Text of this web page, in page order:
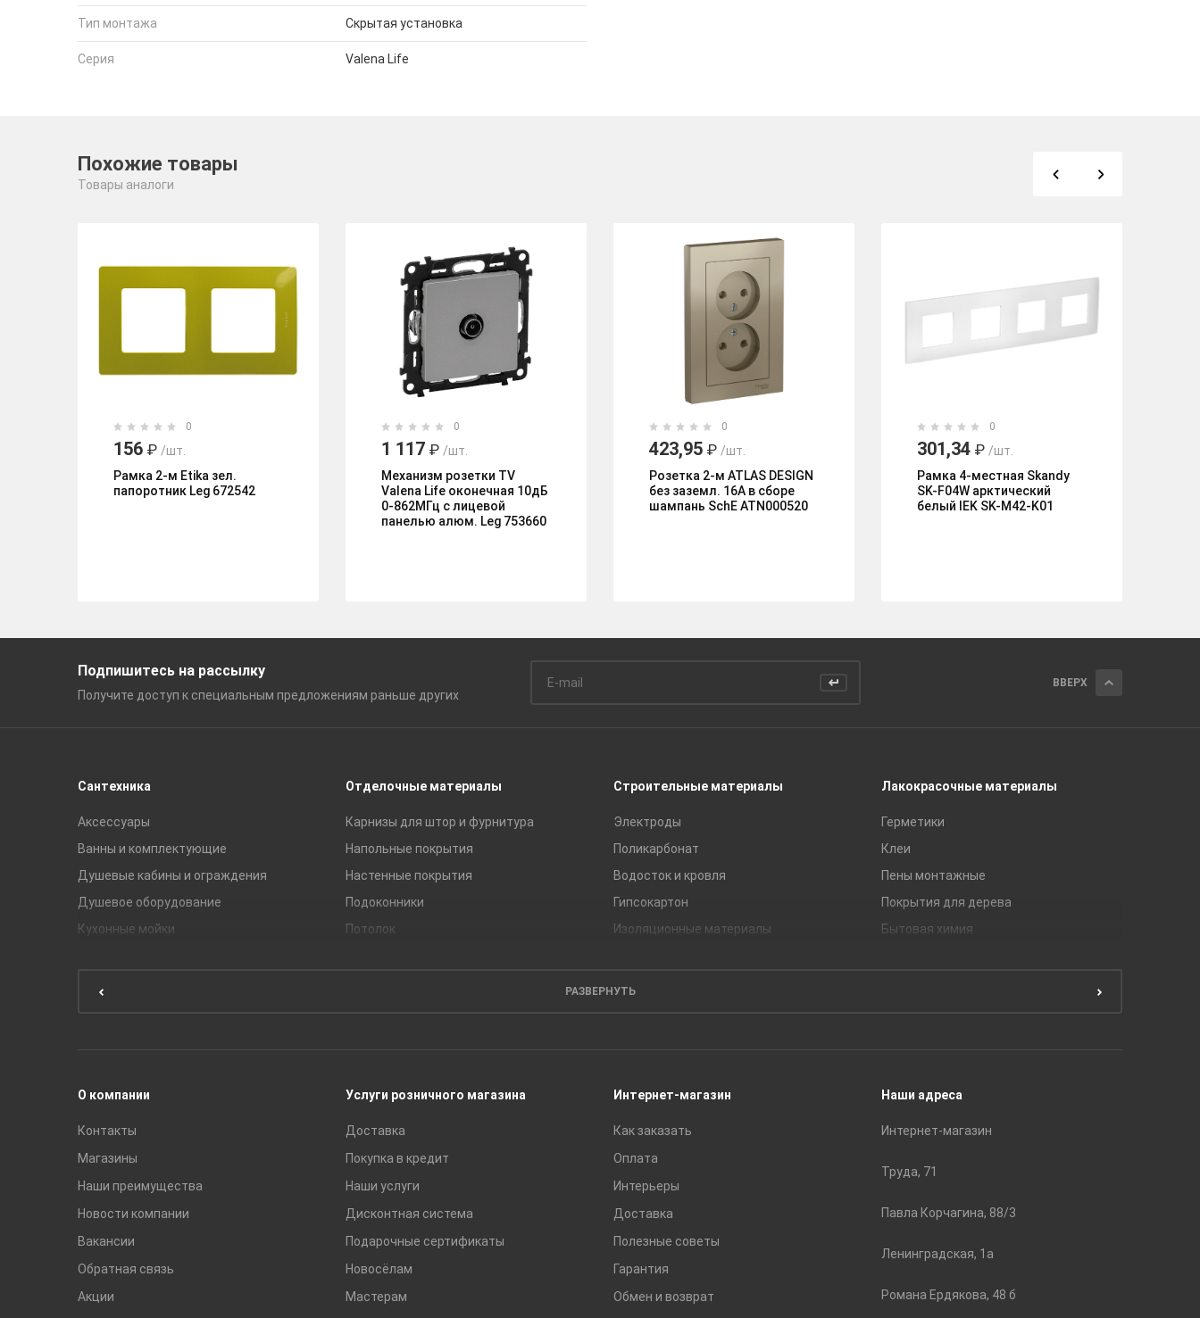
Тип монтажа Скрытая установка
Серия Valena Life
Похожие товары
Товары аналоги
0
156 ₽ /шт.
Рамка 2-м Etika зел.
папоротник Leg 672542
0
1 117 ₽ /шт.
Механизм розетки TV
Valena Life оконечная 10дБ
0-862МГц с лицевой
панелью алюм. Leg 753660
0
423,95 ₽ /шт.
Розетка 2-м ATLAS DESIGN
без заземл. 16А в сборе
шампань SchE ATN000520
0
301,34 ₽ /шт.
Рамка 4-местная Skandy
SK-F04W арктический
белый IEK SK-M42-K01
Подпишитесь на рассылку
Получите доступ к специальным предложениям раньше других
ВВЕРХ
Сантехника
Аксессуары
Ванны и комплектующие
Душевые кабины и ограждения
Душевое оборудование
Кухонные мойки
Отделочные материалы
Карнизы для штор и фурнитура
Напольные покрытия
Настенные покрытия
Подоконники
Потолок
Строительные материалы
Электроды
Поликарбонат
Водосток и кровля
Гипсокартон
Изоляционные материалы
Сухие смеси
Лакокрасочные материалы
Герметики
Клеи
Пены монтажные
Покрытия для дерева
Бытовая химия
РАЗВЕРНУТЬ
О компании
Контакты
Магазины
Наши преимущества
Новости компании
Вакансии
Обратная связь
Акции
Услуги розничного магазина
Доставка
Покупка в кредит
Наши услуги
Дисконтная система
Подарочные сертификаты
Новосёлам
Мастерам
Интернет-магазин
Как заказать
Оплата
Интерьеры
Доставка
Полезные советы
Гарантия
Обмен и возврат
Наши адреса
Интернет-магазин
Труда, 71
Павла Корчагина, 88/3
Ленинградская, 1а
Романа Ердякова, 48 б